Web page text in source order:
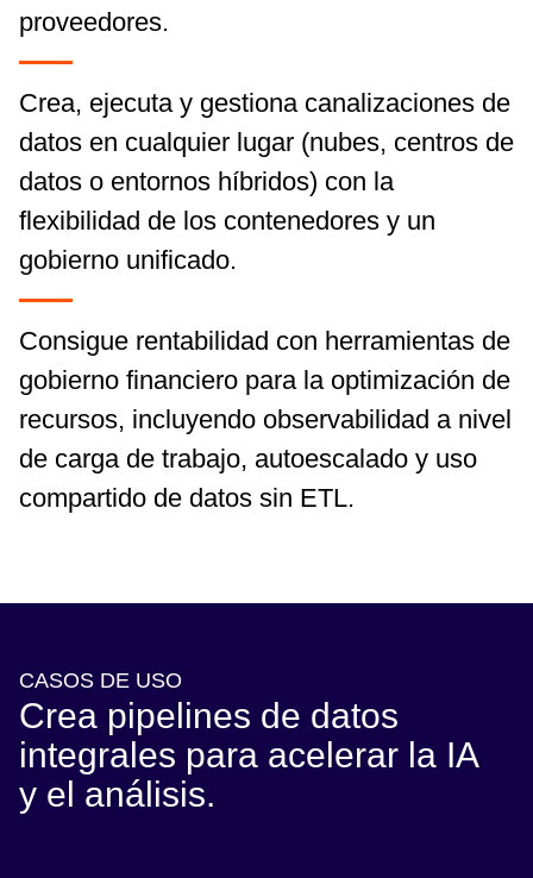
proveedores.
Crea, ejecuta y gestiona canalizaciones de
datos en cualquier lugar (nubes, centros de
datos o entornos híbridos) con la
flexibilidad de los contenedores y un
gobierno unificado.
Consigue rentabilidad con herramientas de
gobierno financiero para la optimización de
recursos, incluyendo observabilidad a nivel
de carga de trabajo, autoescalado y uso
compartido de datos sin ETL.
CASOS DE USO
Crea pipelines de datos
integrales para acelerar la IA
y el análisis.